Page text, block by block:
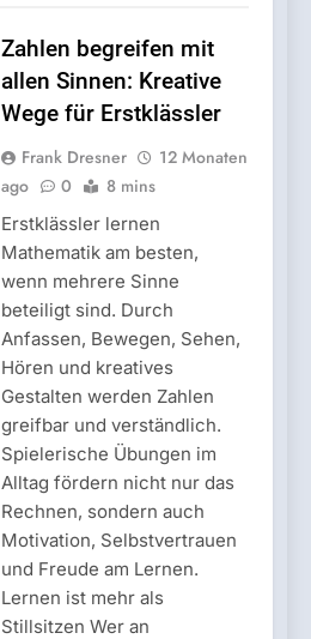
Zahlen begreifen mit
allen Sinnen: Kreative
Wege für Erstklässler
Frank Dresner
12 Monaten
ago
0 8 mins
Erstklässler lernen
Mathematik am besten,
wenn mehrere Sinne
beteiligt sind. Durch
Anfassen, Bewegen, Sehen,
Hören und kreatives
Gestalten werden Zahlen
greifbar und verständlich.
Spielerische Übungen im
Alltag fördern nicht nur das
Rechnen, sondern auch
Motivation, Selbstvertrauen
und Freude am Lernen.
Lernen ist mehr als
Stillsitzen Wer an